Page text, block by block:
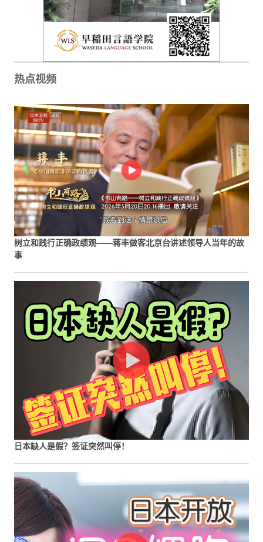
热点视频
树立和践行正确政绩观——蒋丰做客北京台讲述领导人当年的故
事
日本缺人是假？签证突然叫停！